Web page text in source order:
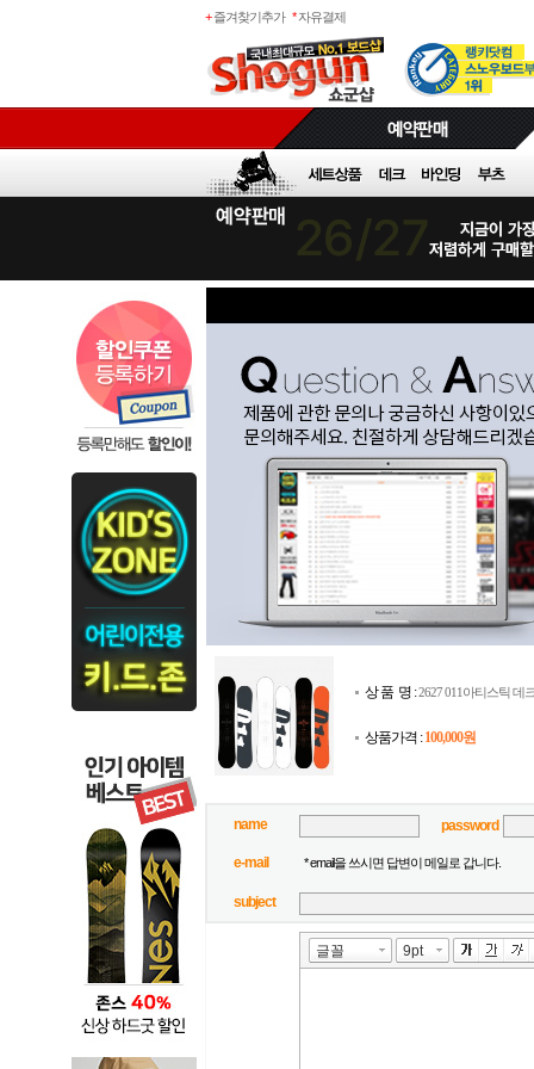
+ 즐겨찾기추가 * 자유결제
상 품 명 :2627 011아티스틱 데
상품가격 :100,000원
name password
e-mail * email을 쓰시면 답변이 메일로 갑니다.
subject